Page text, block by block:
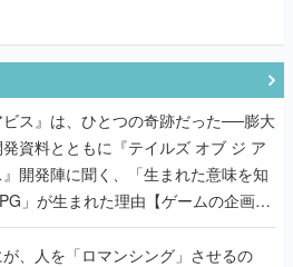
ビス』は、ひとつの奇跡だった──膨大
発資料とともに『テイルズ オブ ジ ア
』開発陣に聞く、「生まれた意味を知
」が生まれた理由【ゲームの企画
が、人を「ロマンシング」させるの